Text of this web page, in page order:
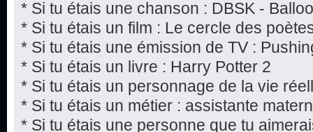
* Si tu étais une chanson : DBSK -
* Si tu étais un film : Le cercle des
* Si tu étais une émission de TV :
* Si tu étais un livre : Harry Potter 2
* Si tu étais un personnage de la vie
* Si tu étais un métier : assistante
* Si tu étais une personne que tu